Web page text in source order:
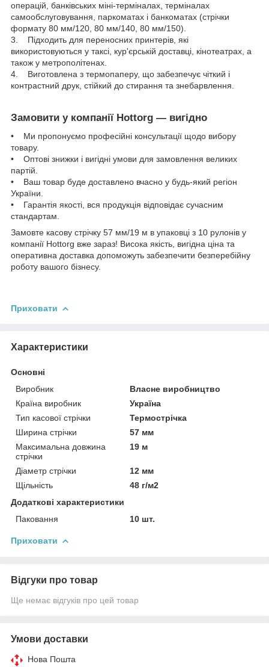
операцій, банківських міні-терміналах, терміналах
самообслуговування, паркоматах і банкоматах (стрічки
формату 80 мм/120, 80 мм/140, 80 мм/150).
3. Підходить для переносних принтерів, які
використовуються у таксі, кур'єрській доставці, кінотеатрах, а
також у метрополітенах.
4. Виготовлена з термопаперу, що забезпечує чіткий і
контрастний друк, стійкий до стирання та знебарвлення.
Замовити у компанії Hottorg — вигідно
• Ми пропонуємо професійні консультації щодо вибору
товару.
• Оптові знижки і вигідні умови для замовлення великих
партій.
• Ваш товар буде доставлено вчасно у будь-який регіон
України.
• Гарантія якості, вся продукція відповідає сучасним
стандартам.
Замовте касову стрічку 57 мм/19 м в упаковці з 10 рулонів у
компанії Hottorg вже зараз! Висока якість, вигідна ціна та
оперативна доставка допоможуть забезпечити безперебійну
роботу вашого бізнесу.
Приховати
Характеристики
Основні
Виробник
Власне виробництво
Країна виробник
Україна
Тип касової стрічки
Термострічка
Ширина стрічки
57 мм
Максимальна довжина
стрічки
19 м
Діаметр стрічки
12 мм
Щільність
48 г/м2
Додаткові характеристики
Паковання
10 шт.
Приховати
Відгуки про товар
Ще немає відгуків про цей товар
Умови доставки
Нова Пошта